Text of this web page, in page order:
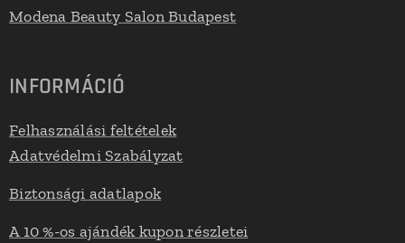
Modena Beauty Salon Budapest
INFORMÁCIÓ
Felhasználási feltételek
Adatvédelmi Szabályzat
Biztonsági adatlapok
A 10 %-os ajándék kupon részletei